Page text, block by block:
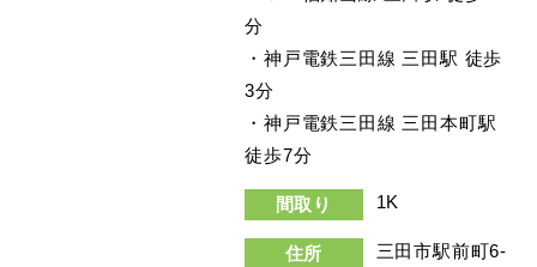
分
・神戸電鉄三田線 三田駅 徒歩
3分
・神戸電鉄三田線 三田本町駅
徒歩7分
間取り 1K
住所
三田市駅前町6-